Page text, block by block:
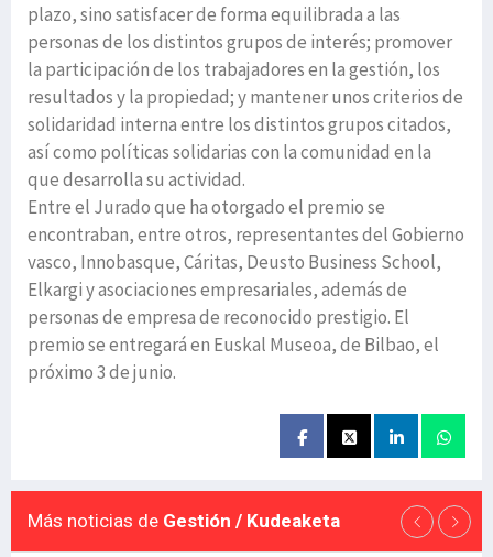
plazo, sino satisfacer de forma equilibrada a las
personas de los distintos grupos de interés; promover
la participación de los trabajadores en la gestión, los
resultados y la propiedad; y mantener unos criterios de
solidaridad interna entre los distintos grupos citados,
así como políticas solidarias con la comunidad en la
que desarrolla su actividad.
Entre el Jurado que ha otorgado el premio se
encontraban, entre otros, representantes del Gobierno
vasco, Innobasque, Cáritas, Deusto Business School,
Elkargi y asociaciones empresariales, además de
personas de empresa de reconocido prestigio. El
premio se entregará en Euskal Museoa, de Bilbao, el
próximo 3 de junio.
Más noticias de Gestión / Kudeaketa